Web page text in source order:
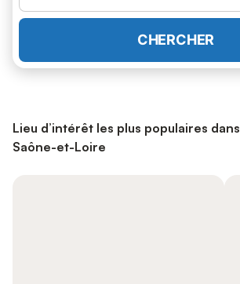
CHERCHER
Lieu d’intérêt les plus populaires dans
Saône-et-Loire